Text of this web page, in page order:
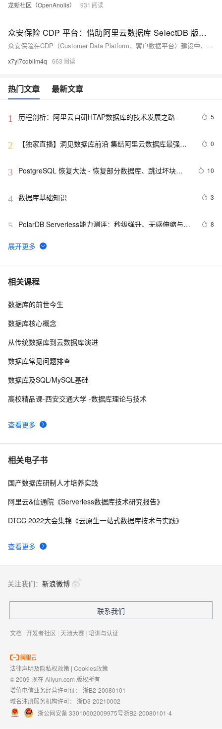
龙蜥社区（OpenAnolis） 931
众安保险 CDP 平台：借助阿里云数据库 SelectDB 版内核 Apache Doris 打破数据孤岛，人群圈选提速4倍
众安保险在CDP（Customer Data Platform，客户数据平台）建设中，通过引入阿里云数据库SelectDB版内核Apache Doris，成功打破了数据孤岛，并显著提升了人群圈选的速度
x7yi7cdbllm4q 663
热门文章 最新文章
1 历程剖析：阿里云自研HTAP数据库的技术发展之路 5
2
【独家直播】洞见数据库前沿 集结阿里云数据库最强阵
0
3
PostgreSQL 恢复大法 - 恢复部分数据库、跳过坏块、
10
4 数据库基础知识 3
5
PolarDB Serverless能力测评：秒级弹升、无感伸缩与强
8
6 用ANNOVAR自建数据库注释基因组
7 征文分享｜OceanBase 3.1.2 数据库性能测试探索
8 【阿里云新品发布·周刊】第11期：云数据库 MySQL
10ctfshow-WEB-web14( 利用数据库读写功能读取网站敏感
相关课程
查看更多
数据库的前世今生
数据库核心概念
从传统数据库到云数据库演进
数据库常见问题排查
数据库及SQL/MySQL基础
高校精品课-西安交通大学 -数据库理论与技术
相关电子书
查看更多
国产数据库研制人才培养实践
阿里云&信通院《Serverless数据库技术研究报告》
DTCC 2022大会集锦《云原生一站式数据库技术与实践》
关注我们： 新浪微博
联系我们
文档 | 开发者社区 | 天池大赛 | 培训与认证
法律声明及隐私权政策 | Cookies政策
© 2009-现在 Aliyun.com 版权所有
增值电信业务经营许可证： 浙B2-20080101
域名注册服务机构许可： 浙D3-20210002
浙公网安备 33010602009975号浙B2-20080101-4